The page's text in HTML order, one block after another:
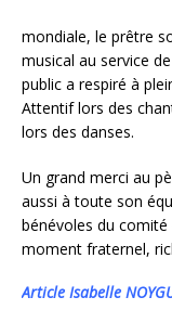
mondiale, le prêtre
musical au service
public a respiré à
Attentif lors des
lors des danses.
Un grand merci au
aussi à toute son
bénévoles du comité
moment fraternel,
Article Isabelle